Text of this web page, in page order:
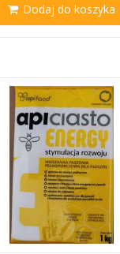
Dodaj do koszyka